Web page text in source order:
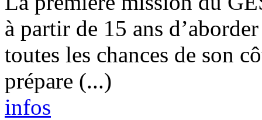
à partir de 15 ans
toutes les chances de son
prépare (...)
infos